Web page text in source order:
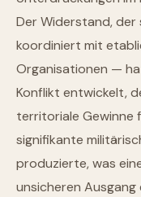
Der Widerstand, der
koordiniert mit
Organisationen —
Konflikt entwickelt,
territoriale
signifikante
produzierte, was
unsicheren Ausgang